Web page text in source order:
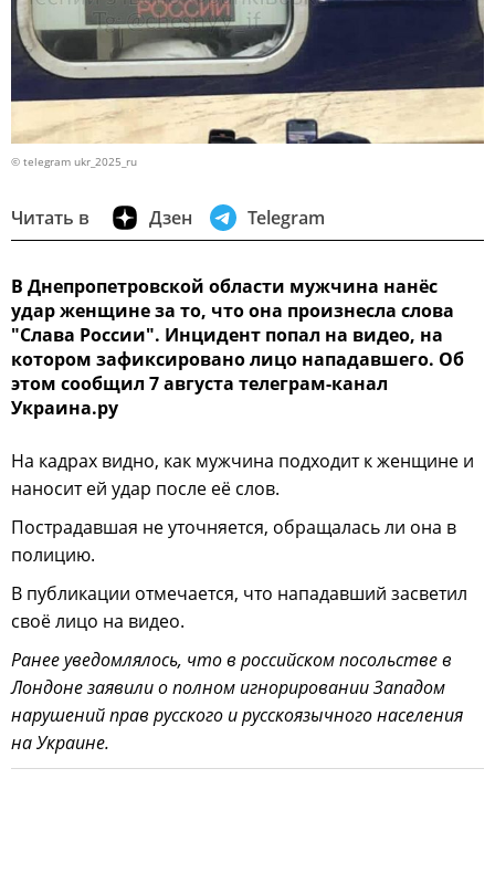
© telegram ukr_2025_ru
Читать в Дзен Telegram
В Днепропетровской области мужчина нанёс
удар женщине за то, что она произнесла слова
"Слава России". Инцидент попал на видео, на
котором зафиксировано лицо нападавшего. Об
этом сообщил 7 августа телеграм-канал
Украина.ру
На кадрах видно, как мужчина подходит к женщине и
наносит ей удар после её слов.
Пострадавшая не уточняется, обращалась ли она в
полицию.
В публикации отмечается, что нападавший засветил
своё лицо на видео.
Ранее уведомлялось, что в российском посольстве в
Лондоне заявили о полном игнорировании Западом
нарушений прав русского и русскоязычного населения
на Украине.